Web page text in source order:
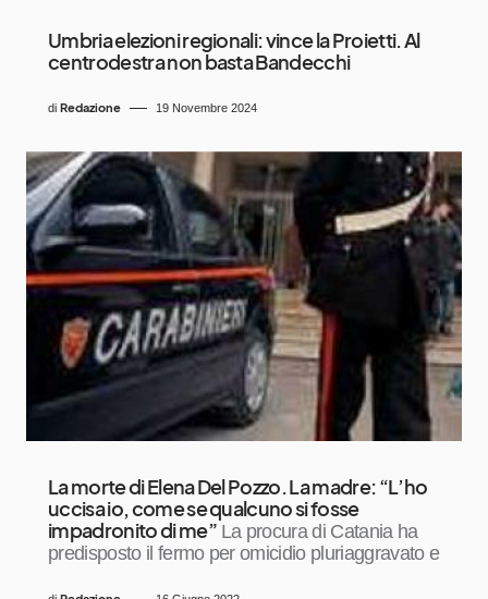
Umbria elezioni regionali: vince la Proietti. Al
centrodestra non basta Bandecchi
di Redazione 19 Novembre 2024
La morte di Elena Del Pozzo. La madre: “L’ho
uccisa io, come se qualcuno si fosse
impadronito di me” La procura di Catania ha
predisposto il fermo per omicidio pluriaggravato e